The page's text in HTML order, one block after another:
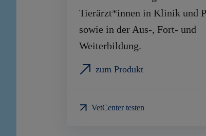
Tierärzt*innen in Klinik und
sowie in der Aus-, Fort- und
Weiterbildung.
zum Produkt
VetCenter testen